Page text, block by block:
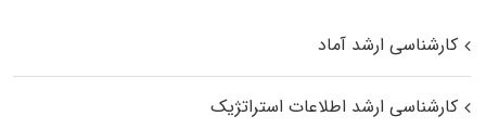
کارشناسی ارشد آماد
کارشناسی ارشد اطلاعات استراتژیک